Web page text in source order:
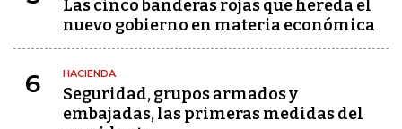
Las cinco banderas rojas que hereda el
nuevo gobierno en materia económica
6 HACIENDA
Seguridad, grupos armados y
embajadas, las primeras medidas del